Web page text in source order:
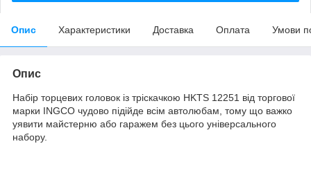
Опис Характеристики Доставка Оплата Умови
Опис
Набір торцевих головок із тріскачкою HKTS 12251 від торгової
марки INGCO чудово підійде всім автолюбам, тому що важко
уявити майстерню або гаражем без цього універсального
набору.